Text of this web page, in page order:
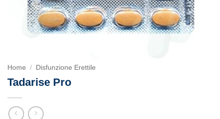
Home / Disfunzione Erettile
Tadarise Pro